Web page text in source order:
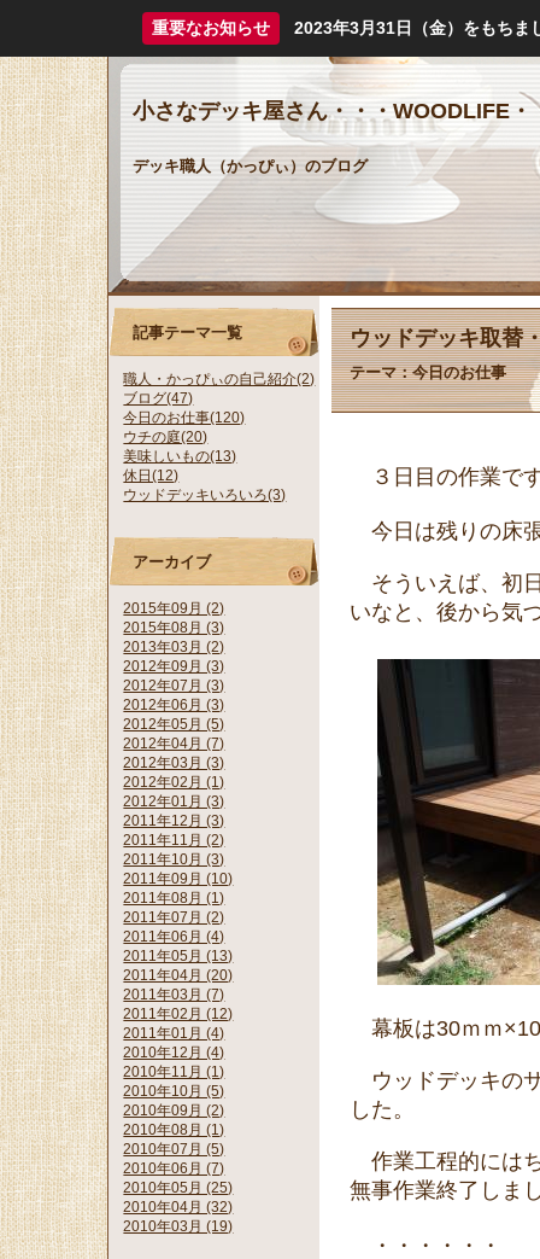
重要なお知らせ 2023年3月31日（金）をもちま
小さなデッキ屋さん・・・WOODLIFE・
デッキ職人（かっぴぃ）のブログ
ウッドデッキ取替
テーマ：今日のお仕事
３日目の作業で
今日は残りの床
そういえば、初
いなと、後から気
幕板は30ｍｍ
ウッドデッキの
した。
作業工程的には
無事作業終了しま
・・・・・・
記事テーマ一覧
職人・かっぴぃの自己紹介(2)
ブログ(47)
今日のお仕事(120)
ウチの庭(20)
美味しいもの(13)
休日(12)
ウッドデッキいろいろ(3)
アーカイブ
2015年09月 (2)
2015年08月 (3)
2013年03月 (2)
2012年09月 (3)
2012年07月 (3)
2012年06月 (3)
2012年05月 (5)
2012年04月 (7)
2012年03月 (3)
2012年02月 (1)
2012年01月 (3)
2011年12月 (3)
2011年11月 (2)
2011年10月 (3)
2011年09月 (10)
2011年08月 (1)
2011年07月 (2)
2011年06月 (4)
2011年05月 (13)
2011年04月 (20)
2011年03月 (7)
2011年02月 (12)
2011年01月 (4)
2010年12月 (4)
2010年11月 (1)
2010年10月 (5)
2010年09月 (2)
2010年08月 (1)
2010年07月 (5)
2010年06月 (7)
2010年05月 (25)
2010年04月 (32)
2010年03月 (19)